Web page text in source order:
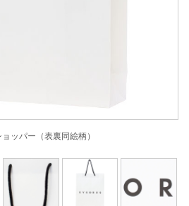
ッパー（表裏同絵柄）